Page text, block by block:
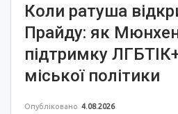
Коли ратуша
Прайду: як
підтримку
міської політики
Опубліковано 4.08.2026